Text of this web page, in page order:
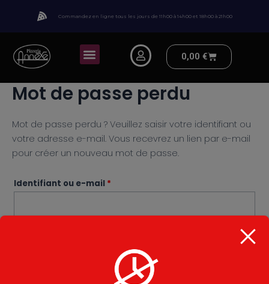
contenu
Commandez en ligne tous les jours de 11h00 à 14h00 et 18h00 à 21h00
Menu 0,00 €Panier
Mot de passe perdu
Mot de passe perdu ? Veuillez saisir votre identifiant ou
votre adresse e-mail. Vous recevrez un lien par e-mail
pour créer un nouveau mot de passe.
Identifiant ou e-mail *